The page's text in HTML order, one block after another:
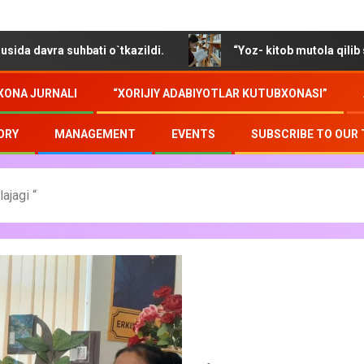
o`tkazildi. “Yoz- kitob mutola qilib soz
JURNALI “XORIJIY ADABIYOTLAR KUTUBXONASI”
MANAGEMENT EVENTS SUBSCRIBE TO OUR
“